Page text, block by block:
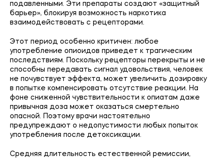
подавленными. Эти препараты создают «защитный
барьер», блокируя возможность наркотика
взаимодействовать с рецепторами.
Этот период особенно критичен: любое
употребление опиоидов приведет к трагическим
последствиям. Поскольку рецепторы перекрыты и не
способны передавать сигнал удовольствия, человек
не почувствует эффекта, может увеличить дозировку
в попытке компенсировать отсутствие реакции. На
фоне сниженной чувствительности к опиатам даже
привычная доза может оказаться смертельно
опасной. Поэтому врачи настоятельно
предупреждают о недопустимости любых попыток
употребления после детоксикации.
Средняя длительность естественной ремиссии,